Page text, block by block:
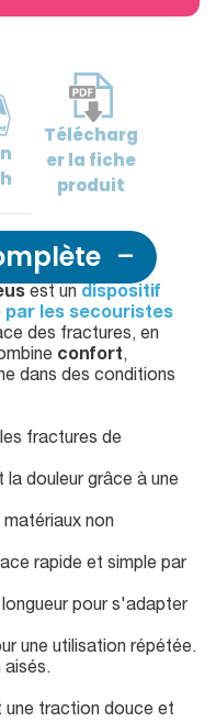
Télécharg
erla fiche
produit
est un dispositif
par les secouristes
des fractures, en
confort,
dans des conditions
fractures de
douleur grâce à une
non
rapide et simple par
pour s'adapter
une utilisation répétée.
aisés.
une traction douce et